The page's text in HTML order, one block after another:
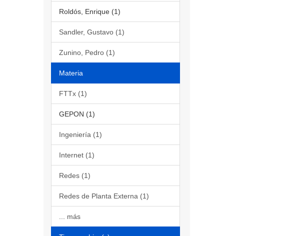
Roldós, Enrique (1)
Sandler, Gustavo (1)
Zunino, Pedro (1)
Materia
FTTx (1)
GEPON (1)
Ingeniería (1)
Internet (1)
Redes (1)
Redes de Planta Externa (1)
... más